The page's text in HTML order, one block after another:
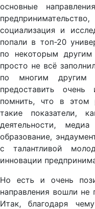
основные
социализация и
попали в топ-20
по некоторым
просто не всё
по многим
предоставить очень
помнить, что в этом
такие показатели,
деятельности, медиа
образование,
с талантливой
инновации
Но есть и очень
направления вошли
Итак, благодаря